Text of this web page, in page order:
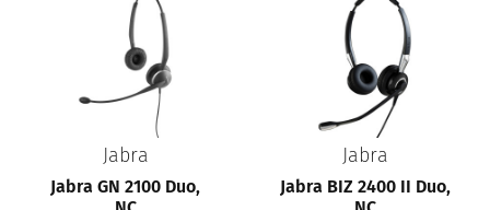
Jabra
Jabra GN 2100 Duo,
Jabra
Jabra BIZ 2400 II Duo,